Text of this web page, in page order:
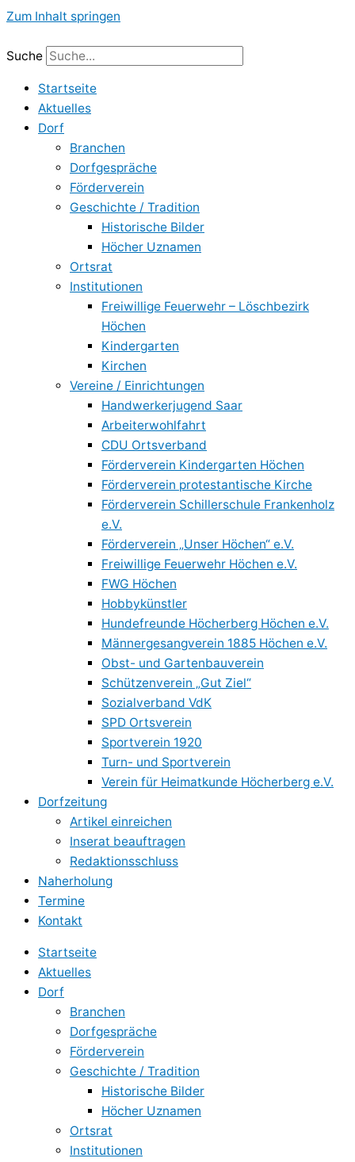
Zum Inhalt springen
Suche
Startseite
Aktuelles
Dorf
Branchen
Dorfgespräche
Förderverein
Geschichte / Tradition
Historische Bilder
Höcher Uznamen
Ortsrat
Institutionen
Freiwillige Feuerwehr – Löschbezirk
Höchen
Kindergarten
Kirchen
Vereine / Einrichtungen
Handwerkerjugend Saar
Arbeiterwohlfahrt
CDU Ortsverband
Förderverein Kindergarten Höchen
Förderverein protestantische Kirche
Förderverein Schillerschule Frankenholz
e.V.
Förderverein „Unser Höchen“ e.V.
Freiwillige Feuerwehr Höchen e.V.
FWG Höchen
Hobbykünstler
Hundefreunde Höcherberg Höchen e.V.
Männergesangverein 1885 Höchen e.V.
Obst- und Gartenbauverein
Schützenverein „Gut Ziel“
Sozialverband VdK
SPD Ortsverein
Sportverein 1920
Turn- und Sportverein
Verein für Heimatkunde Höcherberg e.V.
Dorfzeitung
Artikel einreichen
Inserat beauftragen
Redaktionsschluss
Naherholung
Termine
Kontakt
Startseite
Aktuelles
Dorf
Branchen
Dorfgespräche
Förderverein
Geschichte / Tradition
Historische Bilder
Höcher Uznamen
Ortsrat
Institutionen